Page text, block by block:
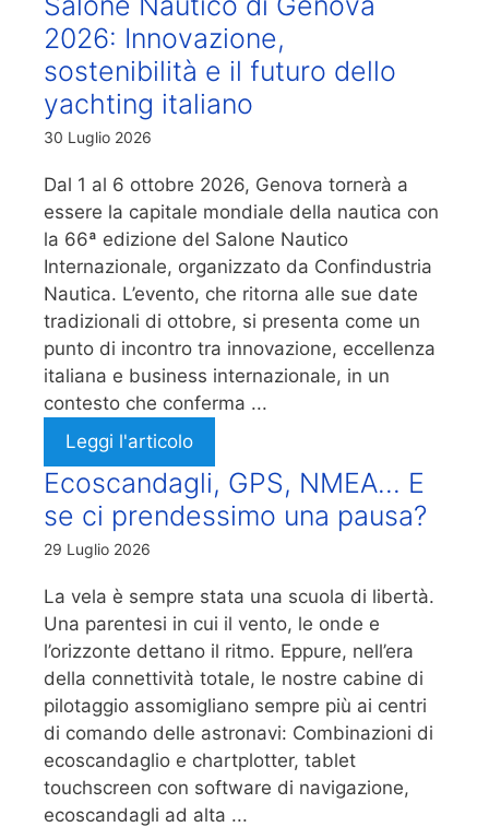
2026: Innovazione,
sostenibilità e il futuro dello
yachting italiano
30 Luglio 2026
Dal 1 al 6 ottobre 2026, Genova tornerà a
essere la capitale mondiale della nautica con
la 66ª edizione del Salone Nautico
Internazionale, organizzato da Confindustria
Nautica. L’evento, che ritorna alle sue date
tradizionali di ottobre, si presenta come un
punto di incontro tra innovazione, eccellenza
italiana e business internazionale, in un
contesto che conferma ...
Leggi l'articolo
Ecoscandagli, GPS, NMEA… E
se ci prendessimo una pausa?
29 Luglio 2026
La vela è sempre stata una scuola di libertà.
Una parentesi in cui il vento, le onde e
l’orizzonte dettano il ritmo. Eppure, nell’era
della connettività totale, le nostre cabine di
pilotaggio assomigliano sempre più ai centri
di comando delle astronavi: Combinazioni di
ecoscandaglio e chartplotter, tablet
touchscreen con software di navigazione,
ecoscandagli ad alta ...